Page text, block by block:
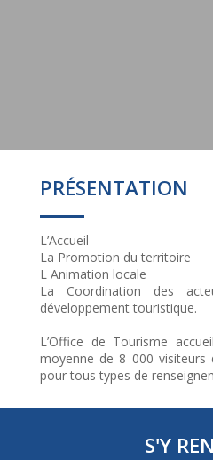
PRÉSENTATION
L’Accueil
La Promotion du territoire
L Animation locale
La Coordination des
développement touristique.
L’Office de Tourisme
moyenne de 8 000
pour tous types de
S'Y